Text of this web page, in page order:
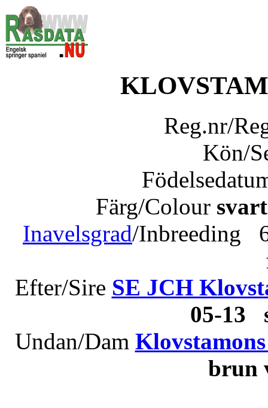
Reg.nr/
Kön/
Färg/Colour
Inavelsgrad/Inbreeding
Efter/Sire SE JCH
05-
Undan/Dam